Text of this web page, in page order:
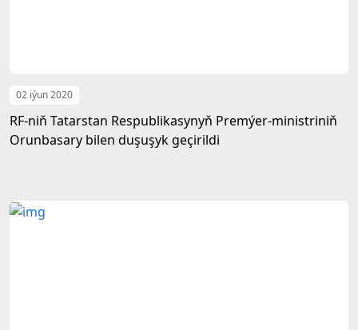
02 iýun 2020
RF-niň Tatarstan Respublikasynyň Premýer-ministriniň
Orunbasary bilen duşuşyk geçirildi